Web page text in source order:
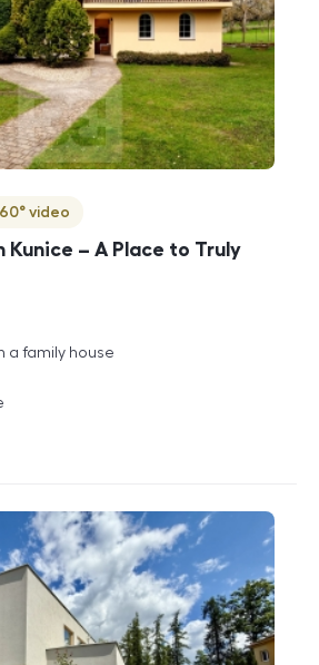
Kunice – A Place to Truly
video
a family house